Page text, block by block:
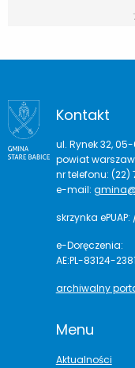
Kontakt
ul. Rynek 32,
powiat
nr telefonu: (22)
e-mail:
skrzynka
e-Doręczenia:
AE:PL-83124-
archiwalny
Menu
Aktualności